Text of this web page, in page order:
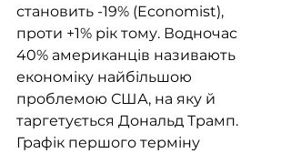
становить -19% (Economist),
проти +1% рік тому. Водночас
40% американців називають
економіку найбільшою
проблемою США, на яку й
таргетується Дональд Трамп.
Графік першого терміну